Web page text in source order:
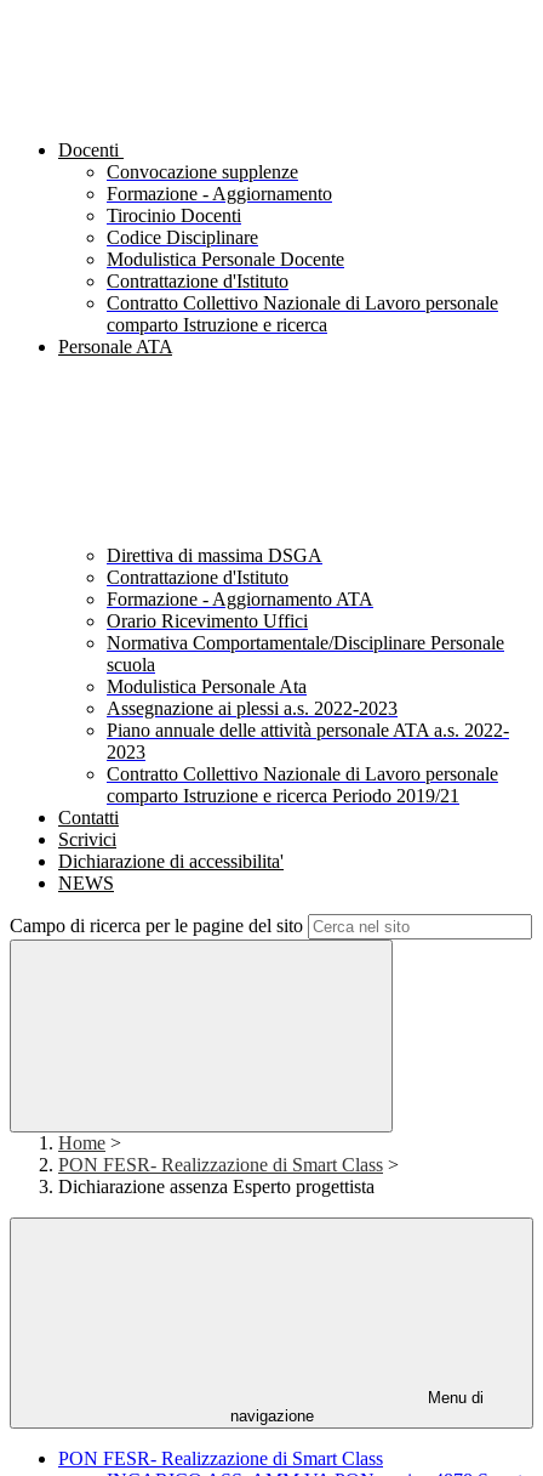
Docenti
Convocazione supplenze
Formazione - Aggiornamento
Tirocinio Docenti
Codice Disciplinare
Modulistica Personale Docente
Contrattazione d'Istituto
Contratto Collettivo Nazionale di Lavoro personale
comparto Istruzione e ricerca
Personale ATA
Direttiva di massima DSGA
Contrattazione d'Istituto
Formazione - Aggiornamento ATA
Orario Ricevimento Uffici
Normativa Comportamentale/Disciplinare Personale
scuola
Modulistica Personale Ata
Assegnazione ai plessi a.s. 2022-2023
Piano annuale delle attività personale ATA a.s. 2022-
2023
Contratto Collettivo Nazionale di Lavoro personale
comparto Istruzione e ricerca Periodo 2019/21
Contatti
Scrivici
Dichiarazione di accessibilita'
NEWS
Campo di ricerca per le pagine del sito
Home >
PON FESR- Realizzazione di Smart Class >
Dichiarazione assenza Esperto progettista
Menu di
navigazione
PON FESR- Realizzazione di Smart Class